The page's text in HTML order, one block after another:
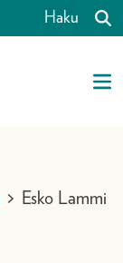
Haku
> Esko Lammi